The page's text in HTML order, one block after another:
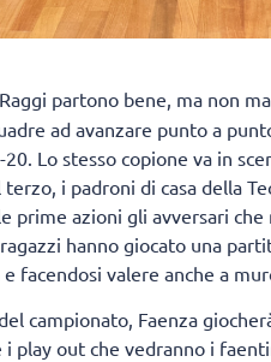
partono bene, ma non
ad avanzare punto a
Lo stesso copione va in
i padroni di casa della
prime azioni gli avversari
hanno giocato una
facendosi valere anche a
campionato, Faenza
play out che vedranno i